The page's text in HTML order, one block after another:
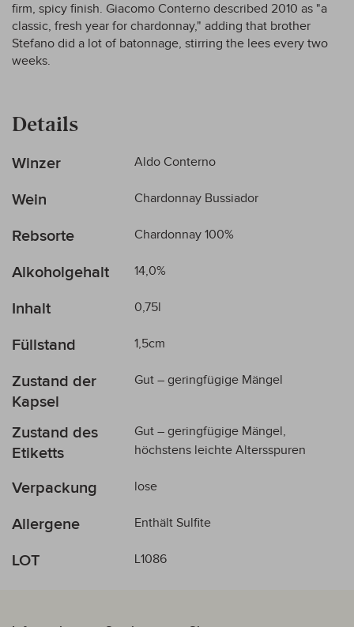
firm, spicy finish. Giacomo Conterno described 2010 as "a
classic, fresh year for chardonnay," adding that brother
Stefano did a lot of batonnage, stirring the lees every two
weeks.
Details
Mehr
Winzer Aldo Conterno
Wein Chardonnay Bussiador
Rebsorte Chardonnay 100%
Alkoholgehalt 14,0%
Inhalt 0,75l
Füllstand 1,5cm
Zustand der
Kapsel
Gut – geringfügige Mängel
Zustand des
Etiketts
Gut – geringfügige Mängel,
höchstens leichte Altersspuren
Verpackung lose
Allergene Enthält Sulfite
LOT L1086